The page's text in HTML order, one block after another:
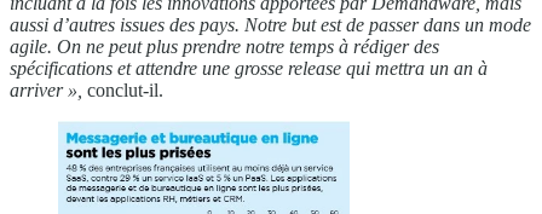
aussi d’autres issues des pays. Notre but est de passer dans un mode
agile. On ne peut plus prendre notre temps à rédiger des
spécifications et attendre une grosse release qui mettra un an à
arriver », conclut-il.